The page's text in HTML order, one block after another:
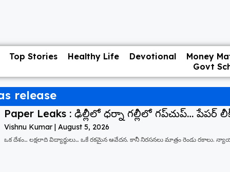
Top Stories Healthy Life Devotional
Money
Govt
release
Paper Leaks : ఢిల్లీలో ధర్నా గల్లీలో గప్‌చుప్… పేపర్
Vishnu Kumar August 5, 2026
ఒక దేశం… లక్షలాది విద్యార్థులు… ఒకే రకమైన ఆవేదన. కానీ నిరసనలు మాత్రం రెండు రకాలు.